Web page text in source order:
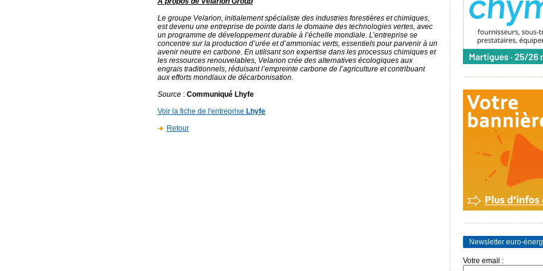
Le groupe Velarion, initialement spécialiste des industries forestières et chimiques,
est devenu une entreprise de pointe dans le domaine des technologies vertes, avec
un programme de développement durable à l’échelle mondiale. L’entreprise se
concentre sur la production d’urée et d’ammoniac verts, essentiels pour parvenir à un
avenir neutre en carbone. En utilisant son expertise dans les processus chimiques et
les ressources renouvelables, Velarion crée des alternatives écologiques aux
engrais traditionnels, réduisant l’empreinte carbone de l’agriculture et contribuant
aux efforts mondiaux de décarbonisation.
Source : Communiqué Lhyfe
Voir la fiche de l'entreprise Lhyfe
Retour
Newsletter euro-
Votre email :